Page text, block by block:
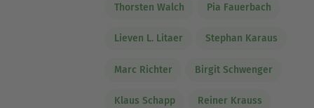
Thorsten Walch Pia Fauerbach
Lieven L. Litaer Stephan Karaus
Marc Richter Birgit Schwenger
Klaus Schapp Reiner Krauss